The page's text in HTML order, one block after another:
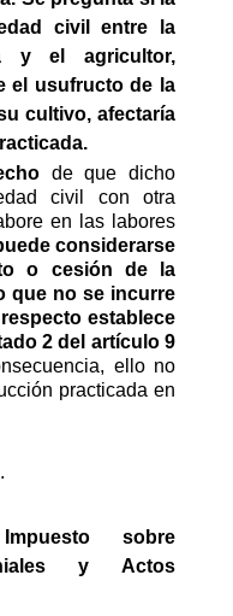
civil entre la
y el agricultor,
el usufructo de la
cultivo, afectaría
de que dicho
civil con otra
en las labores
considerarse
o cesión de la
que no se incurre
establece
2 del artículo 9
ello no
practicada en
Impuesto
sobre
y Actos